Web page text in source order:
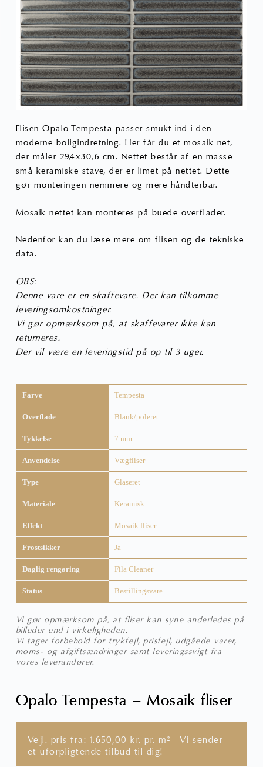
Flisen Opalo Tempesta passer smukt ind i den
moderne boligindretning. Her får du et mosaik net,
der måler 29,4x30,6 cm. Nettet består af en masse
små keramiske stave, der er limet på nettet. Dette
gør monteringen nemmere og mere håndterbar.
Mosaik nettet kan monteres på buede overflader.
Nedenfor kan du læse mere om flisen og de tekniske
data.
OBS:
Denne vare er en skaffevare. Der kan tilkomme
leveringsomkostninger.
Vi gør opmærksom på, at skaffevarer ikke kan
returneres.
Der vil være en leveringstid på op til 3 uger.
Farve Tempesta
Overflade Blank/poleret
Tykkelse 7 mm
Anvendelse Vægfliser
Type Glaseret
Materiale Keramisk
Effekt Mosaik fliser
Frostsikker Ja
Daglig rengøring Fila Cleaner
Status Bestillingsvare
Vi gør opmærksom på, at fliser kan syne anderledes på
billeder end i virkeligheden.
Vi tager forbehold for trykfejl, prisfejl, udgåede varer,
moms- og afgiftsændringer samt leveringssvigt fra
vores leverandører.
Opalo Tempesta – Mosaik fliser
Vejl. pris fra: 1.650,00kr. pr. m² - Vi sender
et uforpligtende tilbud til dig!